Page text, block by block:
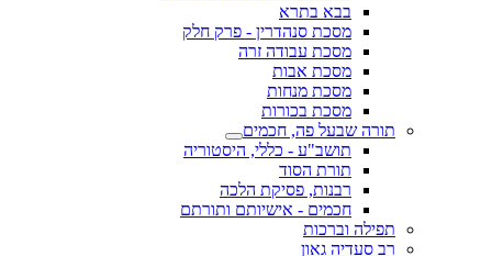
בבא בתרא
מסכת סנהדרין - פרק חלק
מסכת עבודה זרה
מסכת אבות
מסכת מנחות
מסכת בכורות
תורה שבעל פה, חכמים
תושב"ע - כללי, היסטוריה
תורת הסוד
רבנות, פסיקת הלכה
חכמים - אישיותם ותורתם
תפילה וברכות
רב סעדיה גאון